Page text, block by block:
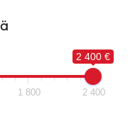
2 400 €
1 800 2 400